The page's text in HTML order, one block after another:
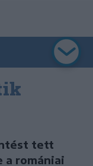
tett
a romániai